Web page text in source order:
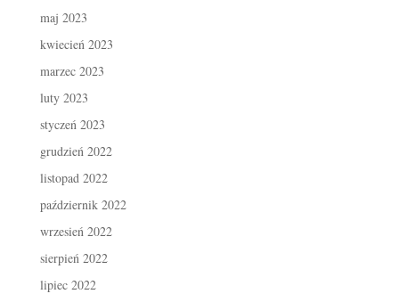
maj 2023
kwiecień 2023
marzec 2023
luty 2023
styczeń 2023
grudzień 2022
listopad 2022
październik 2022
wrzesień 2022
sierpień 2022
lipiec 2022